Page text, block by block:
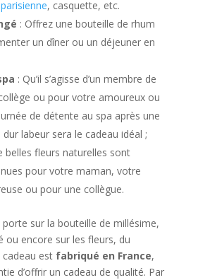
, casquette, etc.
: Offrez une bouteille de rhum
un dîner ou un déjeuner en
: Qu’il s’agisse d’un membre de
ou pour votre amoureux ou
de détente au spa après une
labeur sera le cadeau idéal ;
belles fleurs naturelles sont
pour votre maman, votre
ou pour une collègue.
sur la bouteille de millésime,
ou encore sur les fleurs, du
est fabriqué en France,
d’offrir un cadeau de qualité. Par